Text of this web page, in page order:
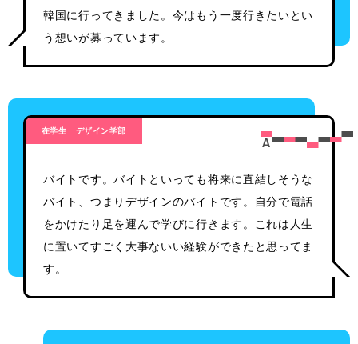
韓国に行ってきました。今はもう一度行きたいとい
う想いが募っています。
在学生 デザイン学部
バイトです。バイトといっても将来に直結しそうな
バイト、つまりデザインのバイトです。自分で電話
をかけたり足を運んで学びに行きます。これは人生
に置いてすごく大事ないい経験ができたと思ってま
す。